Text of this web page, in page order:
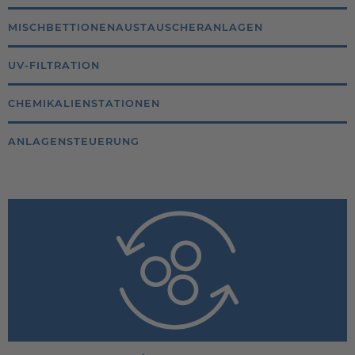
MISCHBETTIONENAUSTAUSCHERANLAGEN
UV-FILTRATION
CHEMIKALIENSTATIONEN
ANLAGENSTEUERUNG